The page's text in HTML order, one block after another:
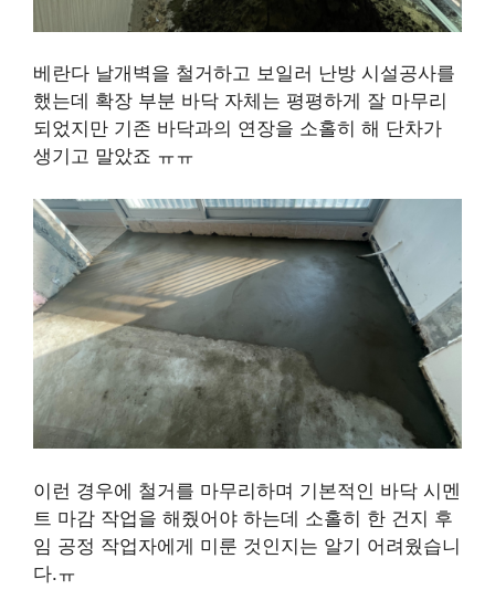
베란다 날개벽을 철거하고 보일러 난방 시설공사를
했는데 확장 부분 바닥 자체는 평평하게 잘 마무리
되었지만 기존 바닥과의 연장을 소홀히 해 단차가
생기고 말았죠 ㅠㅠ
이런 경우에 철거를 마무리하며 기본적인 바닥 시멘
트 마감 작업을 해줬어야 하는데 소홀히 한 건지 후
임 공정 작업자에게 미룬 것인지는 알기 어려웠습니
다.ㅠ